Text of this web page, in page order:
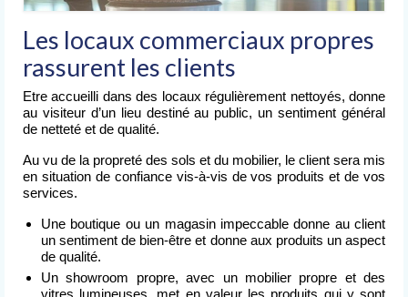
Nettoyage après sinistre
Nettoyage après déménagement
Nettoyage après événement
L’entreprise
de nettoyage
Devis
gratuit
Contact
Les locaux commerciaux propres
rassurent les clients
Etre accueilli dans des locaux régulièrement nettoyés, donne
au visiteur d’un lieu destiné au public, un sentiment général
de netteté et de qualité.
Au vu de la propreté des sols et du mobilier, le client sera mis
en situation de confiance vis-à-vis de vos produits et de vos
services.
Une boutique ou un magasin impeccable donne au client
un sentiment de bien-être et donne aux produits un aspect
de qualité.
Un showroom propre, avec un mobilier propre et des
vitres lumineuses, met en valeur les produits qui y sont